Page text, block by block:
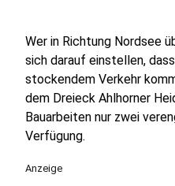
Wer in Richtung Nordsee
sich darauf einstellen,
stockendem Verkehr
dem Dreieck Ahlhorner
Bauarbeiten nur zwei
Verfügung.
Anzeige